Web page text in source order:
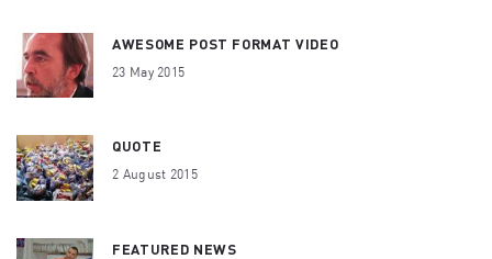
AWESOME POST FORMAT VIDEO
23 May 2015
QUOTE
2 August 2015
FEATURED NEWS